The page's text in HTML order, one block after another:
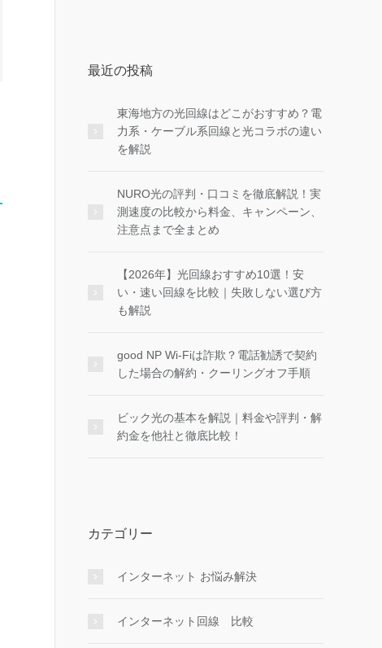
最近の投稿
東海地方の光回線はどこがおすすめ？電
力系・ケーブル系回線と光コラボの違い
を解説
NURO光の評判・口コミを徹底解説！実
測速度の比較から料金、キャンペーン、
注意点まで全まとめ
【2026年】光回線おすすめ10選！安
い・速い回線を比較｜失敗しない選び方
も解説
good NP Wi-Fiは詐欺？電話勧誘で契約
した場合の解約・クーリングオフ手順
ビック光の基本を解説｜料金や評判・解
約金を他社と徹底比較！
カテゴリー
インターネット お悩み解決
インターネット回線 比較